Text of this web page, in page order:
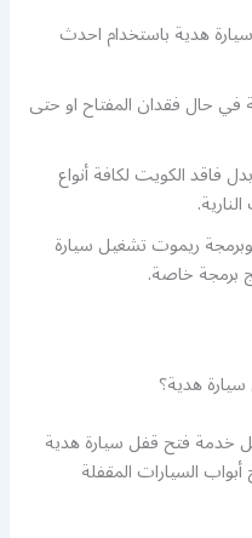
هدية باستخدام احدث
حال فقدان المفتاح او حتى
فاقد الكويت لكافة أنواع
وبرمجة ريموت تشغيل سيارة
برمجة خاصة.
هدية؟
خدمة فتح قفل سيارة هدية
السيارات المقفلة